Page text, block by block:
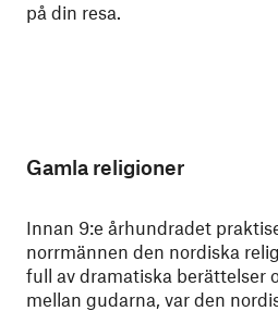
på din resa.
Gamla religioner
Innan 9:e århundradet
norrmännen den nordiska
full av dramatiska berättelser
mellan gudarna, var den